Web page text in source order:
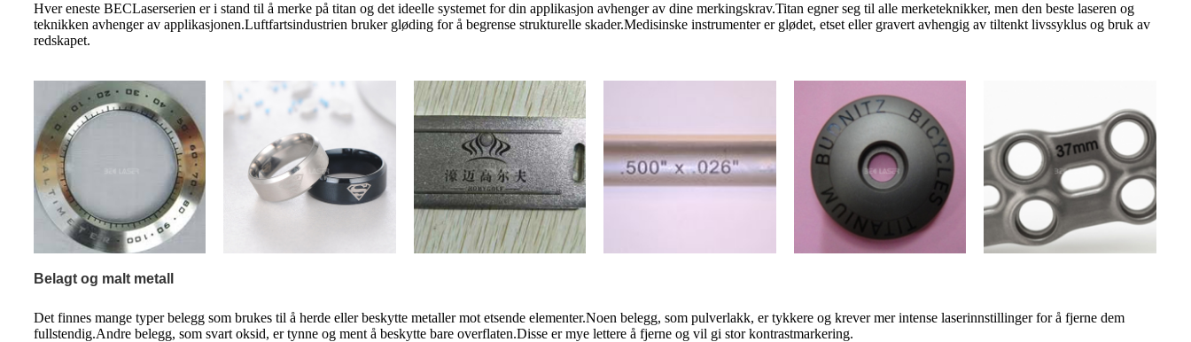
Hver eneste BECLaserserien er i stand til å merke på titan og det ideelle systemet for din applikasjon avhenger av dine merkingskrav.Titan egner seg til alle merketeknikker, men den beste laseren og
teknikken avhenger av applikasjonen.Luftfartsindustrien bruker gløding for å begrense strukturelle skader.Medisinske instrumenter er glødet, etset eller gravert avhengig av tiltenkt livssyklus og bruk av
redskapet.
Belagt og malt metall
Det finnes mange typer belegg som brukes til å herde eller beskytte metaller mot etsende elementer.Noen belegg, som pulverlakk, er tykkere og krever mer intense laserinnstillinger for å fjerne dem
fullstendig.Andre belegg, som svart oksid, er tynne og ment å beskytte bare overflaten.Disse er mye lettere å fjerne og vil gi stor kontrastmarkering.